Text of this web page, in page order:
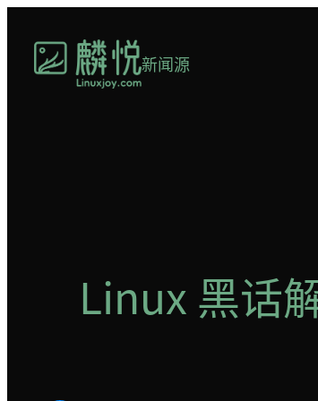
新闻源
Linux 黑话